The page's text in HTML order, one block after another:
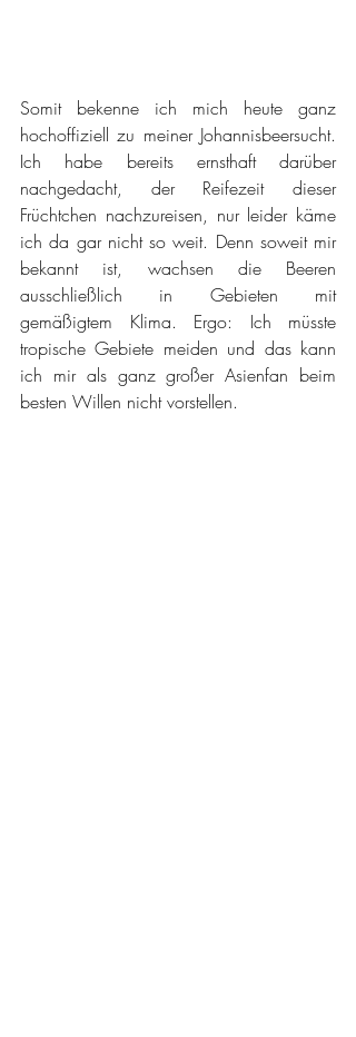
Somit bekenne ich mich heute ganz
hochoffiziell zu meiner Johannisbeersucht.
Ich habe bereits ernsthaft darüber
nachgedacht, der Reifezeit dieser
Früchtchen nachzureisen, nur leider käme
ich da gar nicht so weit. Denn soweit mir
bekannt ist, wachsen die Beeren
ausschließlich in Gebieten mit
gemäßigtem Klima. Ergo: Ich müsste
tropische Gebiete meiden und das kann
ich mir als ganz großer Asienfan beim
besten Willen nicht vorstellen.